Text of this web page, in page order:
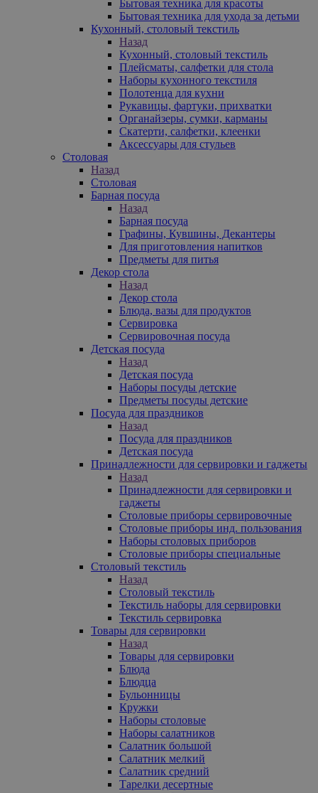
Бытовая техника для красоты
Бытовая техника для ухода за детьми
Кухонный, столовый текстиль
Назад
Кухонный, столовый текстиль
Плейсматы, салфетки для стола
Наборы кухонного текстиля
Полотенца для кухни
Рукавицы, фартуки, прихватки
Органайзеры, сумки, карманы
Скатерти, салфетки, клеенки
Аксессуары для стульев
Столовая
Назад
Столовая
Барная посуда
Назад
Барная посуда
Графины, Кувшины, Декантеры
Для приготовления напитков
Предметы для питья
Декор стола
Назад
Декор стола
Блюда, вазы для продуктов
Сервировка
Сервировочная посуда
Детская посуда
Назад
Детская посуда
Наборы посуды детские
Предметы посуды детские
Посуда для праздников
Назад
Посуда для праздников
Детская посуда
Принадлежности для сервировки и гаджеты
Назад
Принадлежности для сервировки и
гаджеты
Столовые приборы сервировочные
Столовые приборы инд. пользования
Наборы столовых приборов
Столовые приборы специальные
Столовый текстиль
Назад
Столовый текстиль
Текстиль наборы для сервировки
Текстиль сервировка
Товары для сервировки
Назад
Товары для сервировки
Блюда
Блюдца
Бульонницы
Кружки
Наборы столовые
Наборы салатников
Салатник большой
Салатник мелкий
Салатник средний
Тарелки десертные